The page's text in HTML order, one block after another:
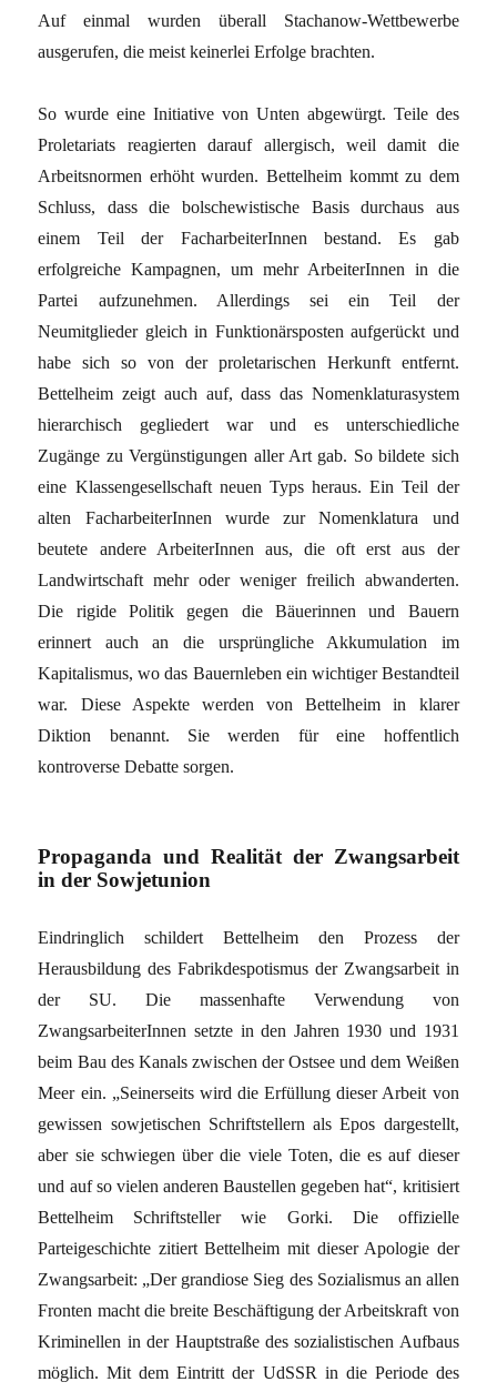
Auf einmal wurden überall Stachanow-Wettbewerbe
ausgerufen, die meist keinerlei Erfolge brachten.
So wurde eine Initiative von Unten abgewürgt. Teile des
Proletariats reagierten darauf allergisch, weil damit die
Arbeitsnormen erhöht wurden. Bettelheim kommt zu dem
Schluss, dass die bolschewistische Basis durchaus aus
einem Teil der FacharbeiterInnen bestand. Es gab
erfolgreiche Kampagnen, um mehr ArbeiterInnen in die
Partei aufzunehmen. Allerdings sei ein Teil der
Neumitglieder gleich in Funktionärsposten aufgerückt und
habe sich so von der proletarischen Herkunft entfernt.
Bettelheim zeigt auch auf, dass das Nomenklaturasystem
hierarchisch gegliedert war und es unterschiedliche
Zugänge zu Vergünstigungen aller Art gab. So bildete sich
eine Klassengesellschaft neuen Typs heraus. Ein Teil der
alten FacharbeiterInnen wurde zur Nomenklatura und
beutete andere ArbeiterInnen aus, die oft erst aus der
Landwirtschaft mehr oder weniger freilich abwanderten.
Die rigide Politik gegen die Bäuerinnen und Bauern
erinnert auch an die ursprüngliche Akkumulation im
Kapitalismus, wo das Bauernleben ein wichtiger Bestandteil
war. Diese Aspekte werden von Bettelheim in klarer
Diktion benannt. Sie werden für eine hoffentlich
kontroverse Debatte sorgen.
Propaganda und Realität der Zwangsarbeit
in der Sowjetunion
Eindringlich schildert Bettelheim den Prozess der
Herausbildung des Fabrikdespotismus der Zwangsarbeit in
der SU. Die massenhafte Verwendung von
ZwangsarbeiterInnen setzte in den Jahren 1930 und 1931
beim Bau des Kanals zwischen der Ostsee und dem Weißen
Meer ein. „Seinerseits wird die Erfüllung dieser Arbeit von
gewissen sowjetischen Schriftstellern als Epos dargestellt,
aber sie schwiegen über die viele Toten, die es auf dieser
und auf so vielen anderen Baustellen gegeben hat“, kritisiert
Bettelheim Schriftsteller wie Gorki. Die offizielle
Parteigeschichte zitiert Bettelheim mit dieser Apologie der
Zwangsarbeit: „Der grandiose Sieg des Sozialismus an allen
Fronten macht die breite Beschäftigung der Arbeitskraft von
Kriminellen in der Hauptstraße des sozialistischen Aufbaus
möglich. Mit dem Eintritt der UdSSR in die Periode des